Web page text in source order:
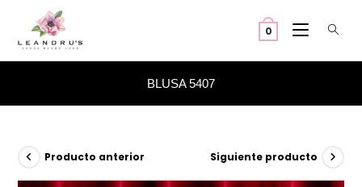
contenido
0
BLUSA 5407
Producto anterior Siguiente producto